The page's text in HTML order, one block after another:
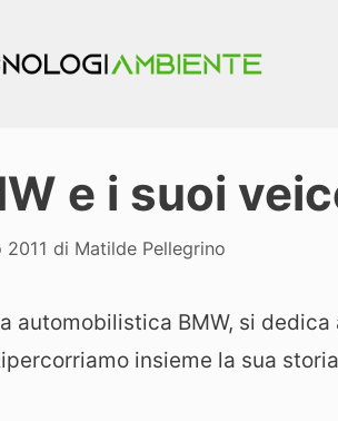
e i suoi
2011 di Matilde Pellegrino
automobilistica BMW, si
insieme la sua